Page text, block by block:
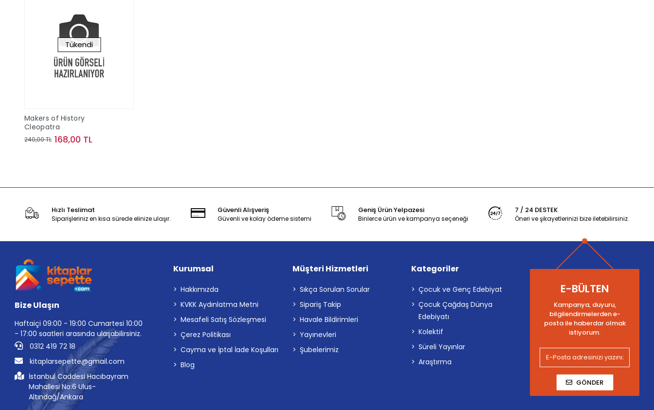
Tükendi
Makers of History
Cleopatra
240,00 TL 168,00 TL
Hızlı Teslimat
Siparişleriniz en kısa sürede elinize ulaşır.
Güvenli Alışveriş
Güvenli ve kolay ödeme sistemi
Geniş Ürün Yelpazesi
Binlerce ürün ve kampanya seçeneği
7 / 24 DESTEK
Öneri ve şikayetlerinizi bize iletebilirsiniz.
Bize Ulaşın
Haftaiçi 09:00 - 19:00 Cumartesi 10:00
- 17:00 saatleri arasında ulaşabilirsiniz.
0312 419 72 18
kitaplarsepette@gmail.com
İstanbul Caddesi Hacıbayram
Mahallesi No:6 Ulus-
Altındağ/Ankara
Kurumsal
Hakkımızda
KVKK Aydınlatma Metni
Mesafeli Satış Sözleşmesi
Çerez Politikası
Cayma ve İptal İade Koşulları
Blog
Müşteri Hizmetleri
Sıkça Sorulan Sorular
Sipariş Takip
Havale Bildirimleri
Yayınevleri
Şubelerimiz
Kategoriler
Çocuk ve Genç Edebiyat
Çocuk Çağdaş Dünya
Edebiyatı
Kolektif
Süreli Yayınlar
Araştırma
E-BÜLTEN
Kampanya, duyuru,
bilgilendirmelerden e-
posta ile haberdar olmak
istiyorum.
GÖNDER